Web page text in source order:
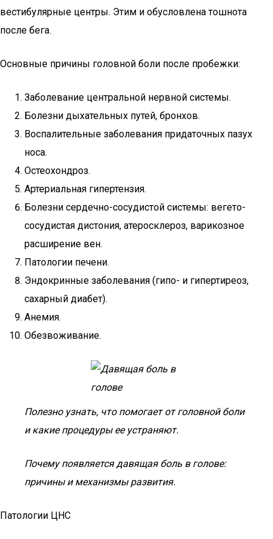
вестибулярные центры. Этим и обусловлена тошнота
после бега.
Основные причины головной боли после пробежки:
Заболевание центральной нервной системы.
Болезни дыхательных путей, бронхов.
Воспалительные заболевания придаточных пазух
носа.
Остеохондроз.
Артериальная гипертензия.
Болезни сердечно-сосудистой системы: вегето-
сосудистая дистония, атеросклероз, варикозное
расширение вен.
Патологии печени.
Эндокринные заболевания (гипо- и гипертиреоз,
сахарный диабет).
Анемия.
Обезвоживание.
Полезно узнать, что помогает от головной боли
и какие процедуры ее устраняют.
Почему появляется давящая боль в голове:
причины и механизмы развития.
Патологии ЦНС